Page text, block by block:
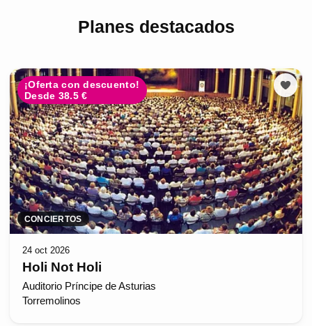
Planes destacados
¡Oferta con descuento!
Desde 38.5 €
CONCIERTOS
24 oct 2026
Holi Not Holi
Auditorio Príncipe de Asturias
Torremolinos